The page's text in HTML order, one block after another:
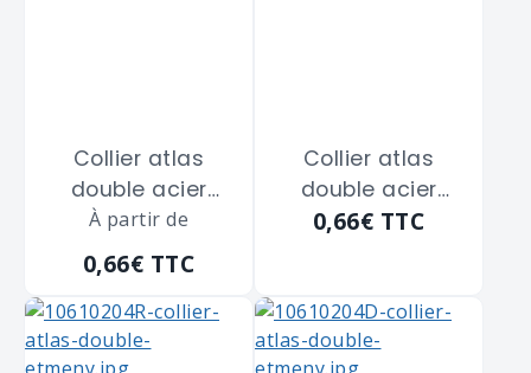
Collier atlas
double acier
zingué blanc
SCELL-IT "CD12" de
diamètre 12 m/m
À partir de
0,66€ TTC
Collier atlas
double acier
zingué blanc
0,66€ TTC